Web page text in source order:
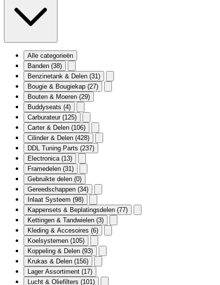
Alle categorieën
Banden (38)
Benzinetank & Delen (31)
Bougie & Bougiekap (27)
Bouten & Moeren (29)
Buddyseats (4)
Carburateur (125)
Carter & Delen (106)
Cilinder & Delen (428)
DDL Tuning Parts (237)
Electronica (13)
Framedelen (31)
Gebruikte delen (0)
Gereedschappen (34)
Inlaat Systeem (98)
Kappensets & Beplatingsdelen (77)
Kettingen & Tandwielen (3)
Kleding & Accesoires (6)
Koelsystemen (105)
Koppeling & Delen (93)
Krukas & Delen (156)
Lager Assortiment (17)
Lucht & Oliefilters (101)